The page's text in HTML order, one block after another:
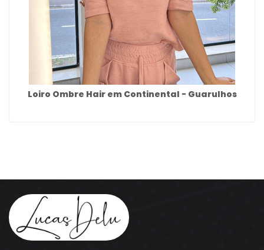
Loiro Ombre Hair em Continental - Guarulhos